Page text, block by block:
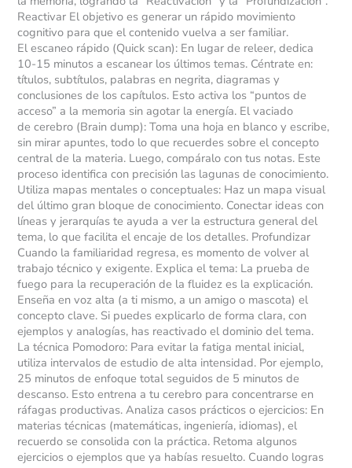
Reactivar El objetivo es generar un rápido movimiento
cognitivo para que el contenido vuelva a ser familiar.
El escaneo rápido (Quick scan): En lugar de releer, dedica
10-15 minutos a escanear los últimos temas. Céntrate en:
títulos, subtítulos, palabras en negrita, diagramas y
conclusiones de los capítulos. Esto activa los “puntos de
acceso” a la memoria sin agotar la energía. El vaciado
de cerebro (Brain dump): Toma una hoja en blanco y escribe,
sin mirar apuntes, todo lo que recuerdes sobre el concepto
central de la materia. Luego, compáralo con tus notas. Este
proceso identifica con precisión las lagunas de conocimiento.
Utiliza mapas mentales o conceptuales: Haz un mapa visual
del último gran bloque de conocimiento. Conectar ideas con
líneas y jerarquías te ayuda a ver la estructura general del
tema, lo que facilita el encaje de los detalles. Profundizar
Cuando la familiaridad regresa, es momento de volver al
trabajo técnico y exigente. Explica el tema: La prueba de
fuego para la recuperación de la fluidez es la explicación.
Enseña en voz alta (a ti mismo, a un amigo o mascota) el
concepto clave. Si puedes explicarlo de forma clara, con
ejemplos y analogías, has reactivado el dominio del tema.
La técnica Pomodoro: Para evitar la fatiga mental inicial,
utiliza intervalos de estudio de alta intensidad. Por ejemplo,
25 minutos de enfoque total seguidos de 5 minutos de
descanso. Esto entrena a tu cerebro para concentrarse en
ráfagas productivas. Analiza casos prácticos o ejercicios: En
materias técnicas (matemáticas, ingeniería, idiomas), el
recuerdo se consolida con la práctica. Retoma algunos
ejercicios o ejemplos que ya habías resuelto. Cuando logras